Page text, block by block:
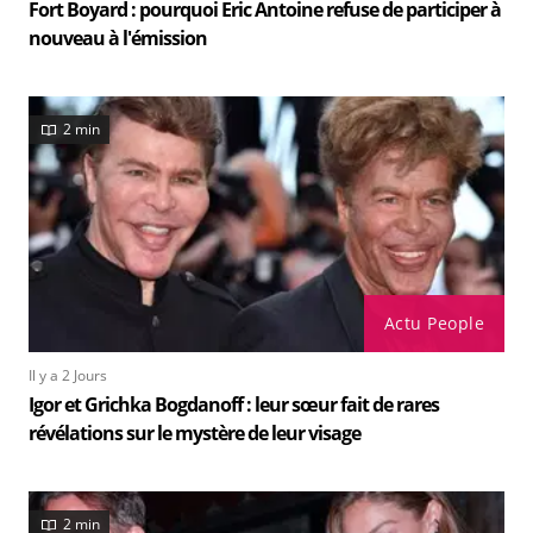
Fort Boyard : pourquoi Eric Antoine refuse de participer à
nouveau à l'émission
Actu People
2 min
Il y a 2 Jours
Igor et Grichka Bogdanoff : leur sœur fait de rares
révélations sur le mystère de leur visage
2 min